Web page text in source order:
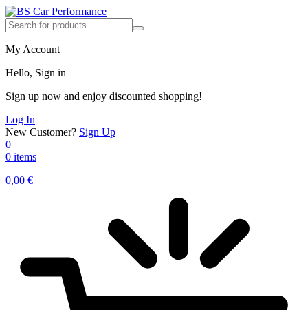
My Account
Hello, Sign in
Sign up now and enjoy discounted shopping!
Log In
New Customer? Sign Up
0
0 items
0,00 €